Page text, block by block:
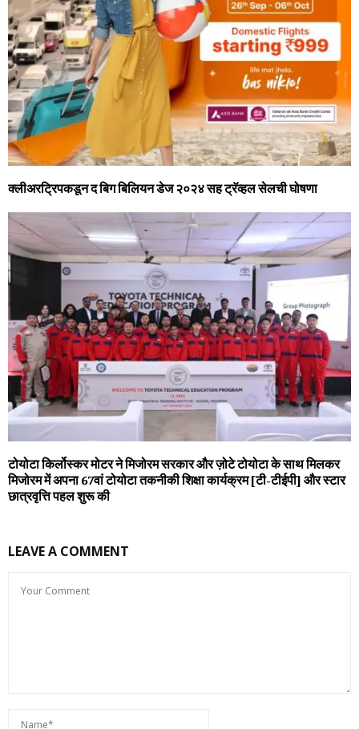
क्‍लीअरट्रिपकडून द बिग बिलियन डेज २०२४ सह ट्रॅव्‍हल सेलची घोषणा
टोयोटा किर्लोस्कर मोटर ने मिजोरम सरकार और ज़ोटे टोयोटा के साथ मिलकर
मिजोरम में अपना 67वां टोयोटा तकनीकी शिक्षा कार्यक्रम [टी-टीईपी] और स्टार
छात्रवृत्ति पहल शुरू की
LEAVE A COMMENT